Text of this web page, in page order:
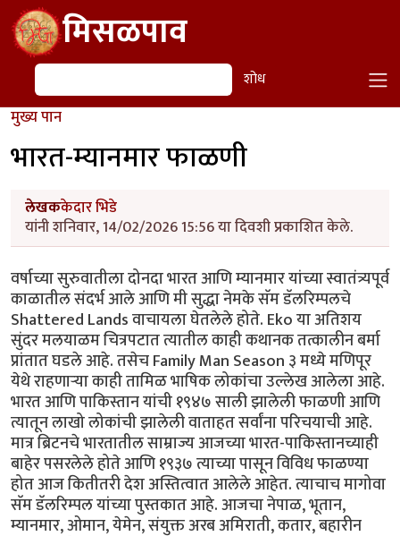
Skip to main contentमिसळपाव
शोध शोध
मुख्य पान
भारत-म्यानमार फाळणी
लेखककेदार भिडे
यांनी शनिवार, 14/02/2026 15:56 या दिवशी प्रकाशित केले.
वर्षाच्या सुरुवातीला दोनदा भारत आणि म्यानमार यांच्या स्वातंत्र्यपूर्व
काळातील संदर्भ आले आणि मी सुद्धा नेमके सॅम डॅलरिम्पलचे
Shattered Lands वाचायला घेतलेले होते. Eko या अतिशय
सुंदर मलयाळम चित्रपटात त्यातील काही कथानक तत्कालीन बर्मा
प्रांतात घडले आहे. तसेच Family Man Season ३ मध्ये मणिपूर
येथे राहणाऱ्या काही तामिळ भाषिक लोकांचा उल्लेख आलेला आहे.
भारत आणि पाकिस्तान यांची १९४७ साली झालेली फाळणी आणि
त्यातून लाखो लोकांची झालेली वाताहत सर्वांना परिचयाची आहे.
मात्र ब्रिटनचे भारतातील साम्राज्य आजच्या भारत-पाकिस्तानच्याही
बाहेर पसरलेले होते आणि १९३७ त्याच्या पासून विविध फाळण्या
होत आज कितीतरी देश अस्तित्वात आलेले आहेत. त्याचाच मागोवा
सॅम डॅलरिम्पल यांच्या पुस्तकात आहे. आजचा नेपाळ, भूतान,
म्यानमार, ओमान, येमेन, संयुक्त अरब अमिराती, कतार, बहारीन